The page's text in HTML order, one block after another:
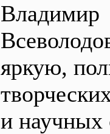
Владимир
яркую,
и научных